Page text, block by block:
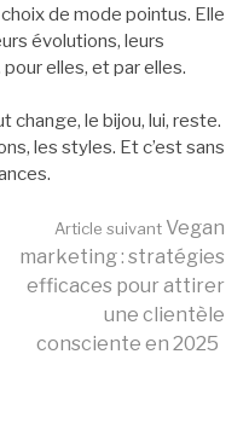
de mode pointus. Elle
évolutions, leurs
elles, et par elles.
change, le bijou, lui, reste.
les styles. Et c’est sans
Article suivant Vegan
marketing : stratégies
efficaces pour attirer
une clientèle
consciente en 2025